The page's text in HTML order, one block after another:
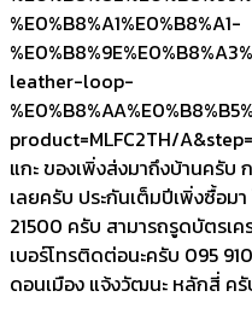
%E0%B8%A1%E0%B8%A1-
leather-loop-
product=MLFC2TH/
แกะ ของเพิ่งส่งมาถึงบ้านครับ
เลยครับ ประกันเต็มปีเพิ่งซื้อม
21500 ครับ สามารถรูดบัตรเ
เบอร์โทรติดต่อนะครับ 095
ดอนเมือง แจ้งวัฒนะ หลักสี่ ครั